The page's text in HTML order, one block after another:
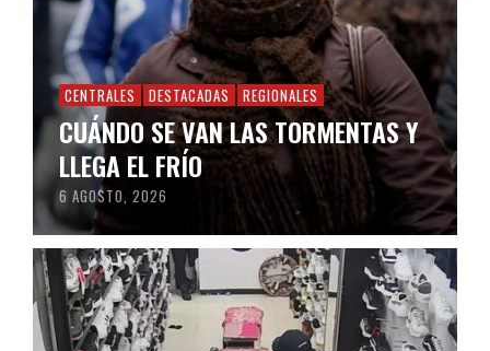
CENTRALES DESTACADAS REGIONALES
CUÁNDO SE VAN LAS TORMENTAS Y
LLEGA EL FRÍO
6 AGOSTO, 2026